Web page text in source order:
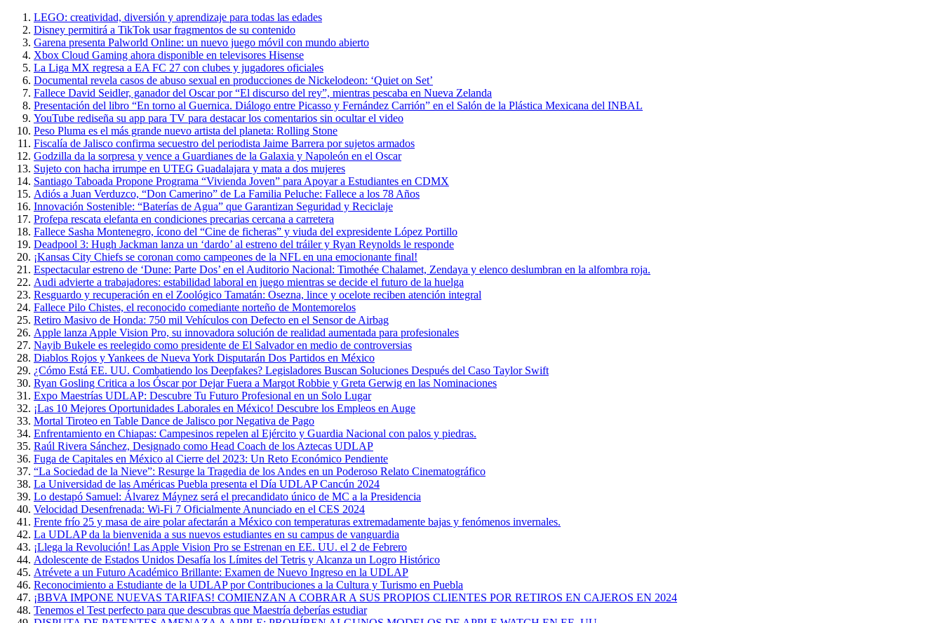
LEGO: creatividad, diversión y aprendizaje para todas las edades
Disney permitirá a TikTok usar fragmentos de su contenido
Garena presenta Palworld Online: un nuevo juego móvil con mundo abierto
Xbox Cloud Gaming ahora disponible en televisores Hisense
La Liga MX regresa a EA FC 27 con clubes y jugadores oficiales
Documental revela casos de abuso sexual en producciones de Nickelodeon: ‘Quiet on Set’
Fallece David Seidler, ganador del Oscar por “El discurso del rey”, mientras pescaba en Nueva Zelanda
Presentación del libro “En torno al Guernica. Diálogo entre Picasso y Fernández Carrión” en el Salón de la Plástica Mexicana del INBAL
YouTube rediseña su app para TV para destacar los comentarios sin ocultar el video
Peso Pluma es el más grande nuevo artista del planeta: Rolling Stone
Fiscalía de Jalisco confirma secuestro del periodista Jaime Barrera por sujetos armados
Godzilla da la sorpresa y vence a Guardianes de la Galaxia y Napoleón en el Oscar
Sujeto con hacha irrumpe en UTEG Guadalajara y mata a dos mujeres
Santiago Taboada Propone Programa “Vivienda Joven” para Apoyar a Estudiantes en CDMX
Adiós a Juan Verduzco, “Don Camerino” de La Familia Peluche: Fallece a los 78 Años
Innovación Sostenible: “Baterías de Agua” que Garantizan Seguridad y Reciclaje
Profepa rescata elefanta en condiciones precarias cercana a carretera
Fallece Sasha Montenegro, ícono del “Cine de ficheras” y viuda del expresidente López Portillo
Deadpool 3: Hugh Jackman lanza un ‘dardo’ al estreno del tráiler y Ryan Reynolds le responde
¡Kansas City Chiefs se coronan como campeones de la NFL en una emocionante final!
Espectacular estreno de ‘Dune: Parte Dos’ en el Auditorio Nacional: Timothée Chalamet, Zendaya y elenco deslumbran en la alfombra roja.
Audi advierte a trabajadores: estabilidad laboral en juego mientras se decide el futuro de la huelga
Resguardo y recuperación en el Zoológico Tamatán: Osezna, lince y ocelote reciben atención integral
Fallece Pilo Chistes, el reconocido comediante norteño de Montemorelos
Retiro Masivo de Honda: 750 mil Vehículos con Defecto en el Sensor de Airbag
Apple lanza Apple Vision Pro, su innovadora solución de realidad aumentada para profesionales
Nayib Bukele es reelegido como presidente de El Salvador en medio de controversias
Diablos Rojos y Yankees de Nueva York Disputarán Dos Partidos en México
¿Cómo Está EE. UU. Combatiendo los Deepfakes? Legisladores Buscan Soluciones Después del Caso Taylor Swift
Ryan Gosling Critica a los Óscar por Dejar Fuera a Margot Robbie y Greta Gerwig en las Nominaciones
Expo Maestrías UDLAP: Descubre Tu Futuro Profesional en un Solo Lugar
¡Las 10 Mejores Oportunidades Laborales en México! Descubre los Empleos en Auge
Mortal Tiroteo en Table Dance de Jalisco por Negativa de Pago
Enfrentamiento en Chiapas: Campesinos repelen al Ejército y Guardia Nacional con palos y piedras.
Raúl Rivera Sánchez, Designado como Head Coach de los Aztecas UDLAP
Fuga de Capitales en México al Cierre del 2023: Un Reto Económico Pendiente
“La Sociedad de la Nieve”: Resurge la Tragedia de los Andes en un Poderoso Relato Cinematográfico
La Universidad de las Américas Puebla presenta el Día UDLAP Cancún 2024
Lo destapó Samuel: Álvarez Máynez será el precandidato único de MC a la Presidencia
Velocidad Desenfrenada: Wi-Fi 7 Oficialmente Anunciado en el CES 2024
Frente frío 25 y masa de aire polar afectarán a México con temperaturas extremadamente bajas y fenómenos invernales.
La UDLAP da la bienvenida a sus nuevos estudiantes en su campus de vanguardia
¡Llega la Revolución! Las Apple Vision Pro se Estrenan en EE. UU. el 2 de Febrero
Adolescente de Estados Unidos Desafía los Límites del Tetris y Alcanza un Logro Histórico
Atrévete a un Futuro Académico Brillante: Examen de Nuevo Ingreso en la UDLAP
Reconocimiento a Estudiante de la UDLAP por Contribuciones a la Cultura y Turismo en Puebla
¡BBVA IMPONE NUEVAS TARIFAS! COMIENZAN A COBRAR A SUS PROPIOS CLIENTES POR RETIROS EN CAJEROS EN 2024
Tenemos el Test perfecto para que descubras que Maestría deberías estudiar